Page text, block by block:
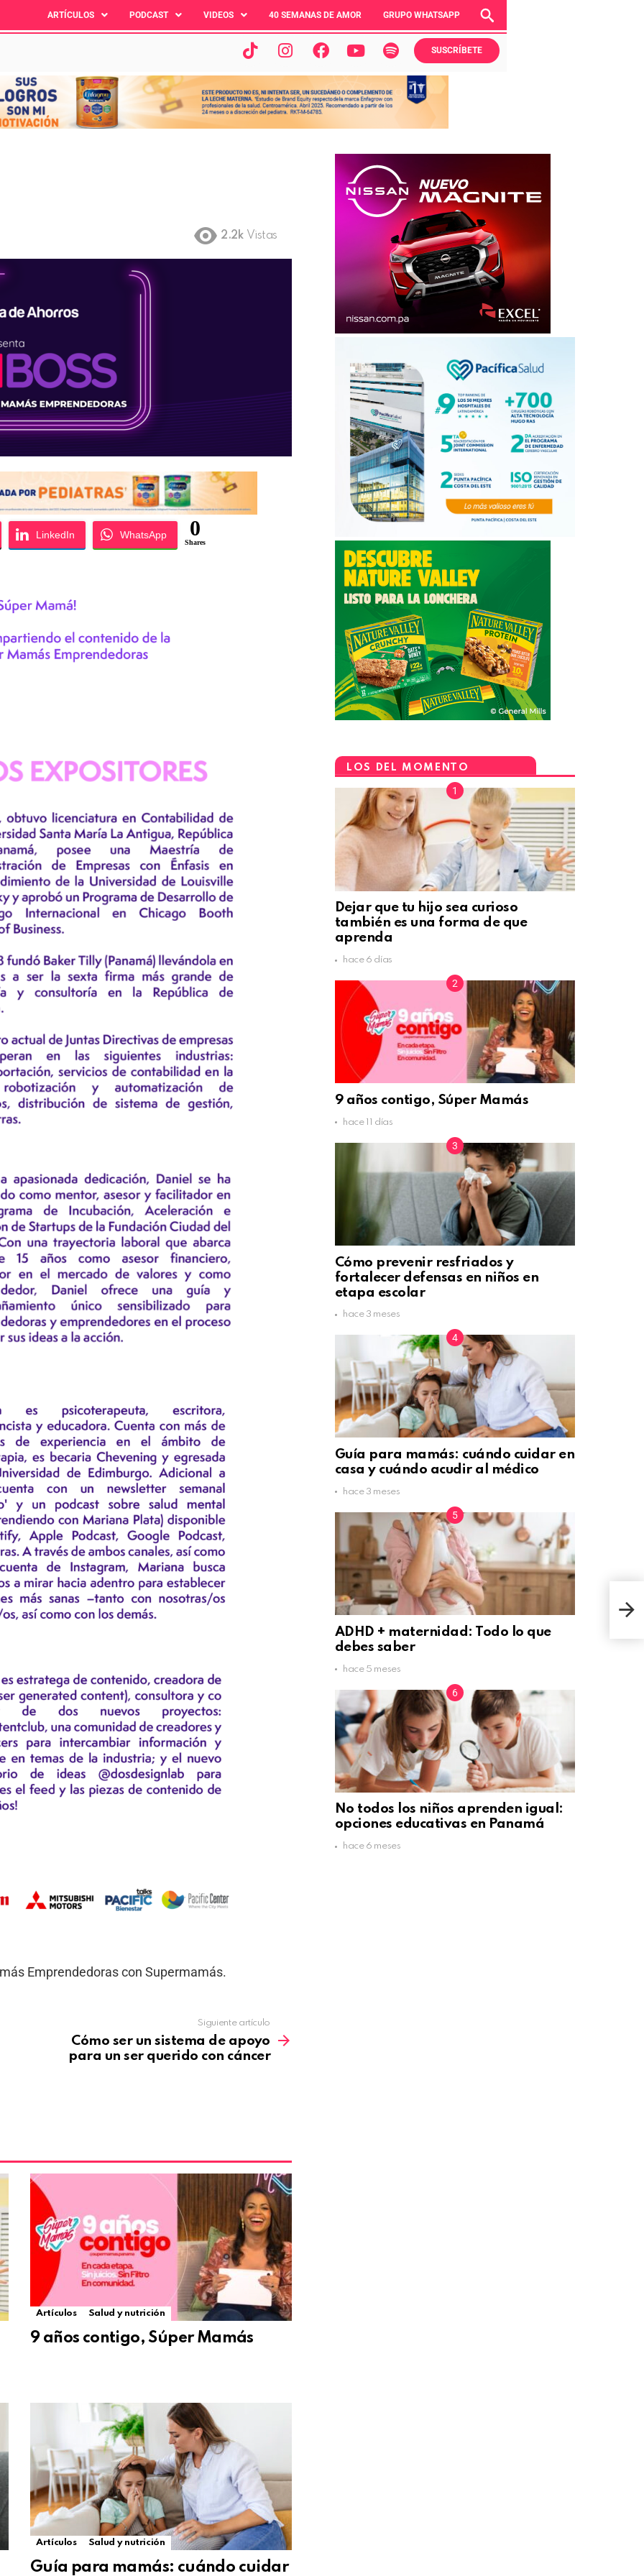
ARTÍCULOS PODCAST VIDEOS 40 SEMANAS DE AMOR GRUPO WHATSAPP
SUSCRÍBETE
2.2k Vistas
LinkedIn WhatsApp 0
Shares
Emprendedoras con Supermamás.
Siguiente artículo
Cómo ser un sistema de apoyo
para un ser querido con cáncer
Artículos Salud y nutrición
9 años contigo, Súper Mamás
Artículos Salud y nutrición
Guía para mamás: cuándo cuidar
un
LOS DEL MOMENTO
Dejar que tu hijo sea curioso
también es una forma de que
aprenda
hace 6 días
9 años contigo, Súper Mamás
hace 11 días
Cómo prevenir resfriados y
fortalecer defensas en niños en
etapa escolar
hace 3 meses
Guía para mamás: cuándo cuidar en
casa y cuándo acudir al médico
hace 3 meses
ADHD + maternidad: Todo lo que
debes saber
hace 5 meses
No todos los niños aprenden igual:
opciones educativas en Panamá
hace 6 meses